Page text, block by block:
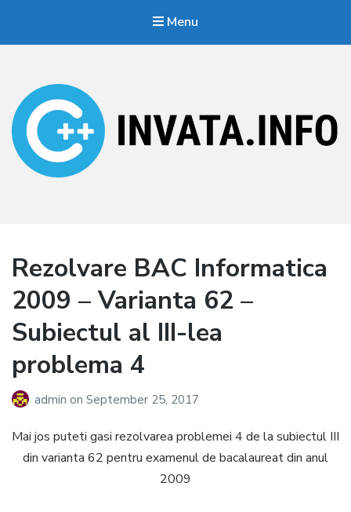
Menu
Rezolvare BAC Informatica
2009 – Varianta 62 –
Subiectul al III-lea
problema 4
admin on September 25, 2017
Mai jos puteti gasi rezolvarea problemei 4 de la subiectul III
din varianta 62 pentru examenul de bacalaureat din anul
2009